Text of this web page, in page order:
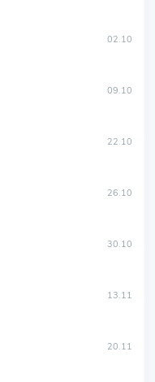
02.10
09.10
22.10
26.10
30.10
13.11
20.11